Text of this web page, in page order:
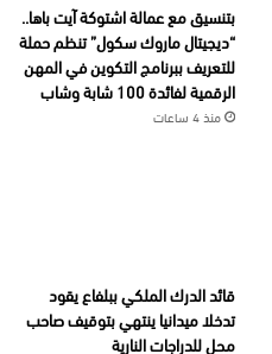
بتنسيق مع عمالة اشتوكة آيت باها..
“ديجيتال ماروك سكول” تنظم حملة
للتعريف ببرنامج التكوين في المهن
الرقمية لفائدة 100 شابة وشاب
منذ 4 ساعات
قائد الدرك الملكي ببلفاع يقود
تدخلا ميدانيا ينتهي بتوقيف صاحب
محل للدراجات النارية